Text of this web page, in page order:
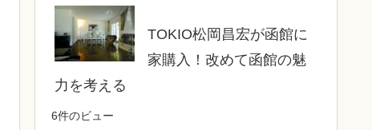
TOKIO松岡昌宏が函館に
家購入！改めて函館の魅
力を考える
6件のビュー